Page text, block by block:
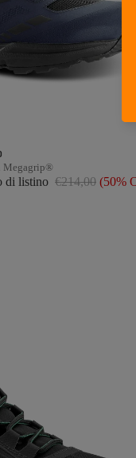
Megagrip®
di listino €214,00 (50%